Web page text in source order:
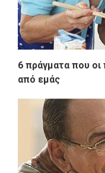
6 πράγματα που
από εμάς